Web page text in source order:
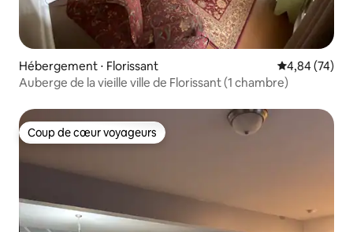
Hébergement ⋅ Florissant Évaluation
4,84 (74)
Auberge de la vieille ville de Florissant (1 chambre)
Coup de cœur voyageurs
Coup de cœur voyageurs